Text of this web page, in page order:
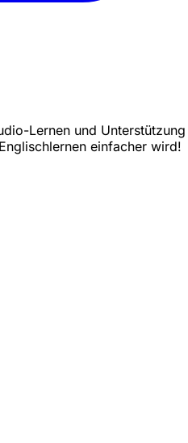
Lernen und Unterstützung
einfacher wird!